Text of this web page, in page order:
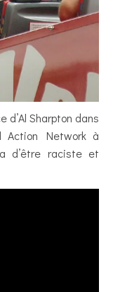
Sharpton dans
Action Network à
d’être raciste et